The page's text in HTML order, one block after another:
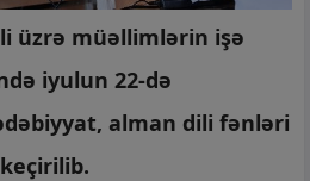
üzrə müəllimlərin işə
iyulun 22-də
alman dili fənləri